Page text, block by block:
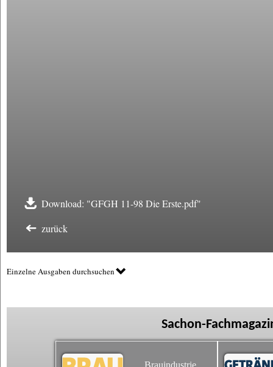
Download: "GFGH 11-98 Die Erste.pdf"
zurück
Einzelne Ausgaben durchsuchen
Sachon-
Brauindustrie